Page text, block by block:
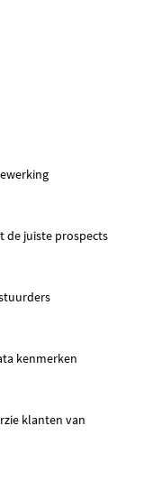
de juiste prospects
kenmerken
klanten van